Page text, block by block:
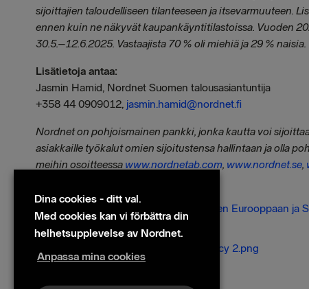
sijoittajien taloudelliseen tilanteeseen ja itsevarmuuteen.
ennen kuin ne näkyvät kaupankäyntitilastoissa. Vuoden
30.5.–12.6.2025. Vastaajista 70 % oli miehiä ja 29 % naisia.
Lisätietoja antaa:
Jasmin Hamid, Nordnet Suomen talousasiantuntija
+358 44 0909012, jasmin.hamid@nordnet.fi
Nordnet on pohjoismainen pankki, jonka kautta voi
asiakkaille työkalut omien sijoitustensa hallintaan ja olla
meihin osoitteessa www.nordnetab.com, www.nordnet.se,
Filer
Nordnet Pulssi Q2 2025 - Sijoittaminen Eurooppaan ja
Bilder
Jasmin Hamid 1200x628 Keksi Agency 2.png
Dina cookies - ditt val.
Med cookies kan vi förbättra din
helhetsupplevelse av Nordnet.
Anpassa mina cookies